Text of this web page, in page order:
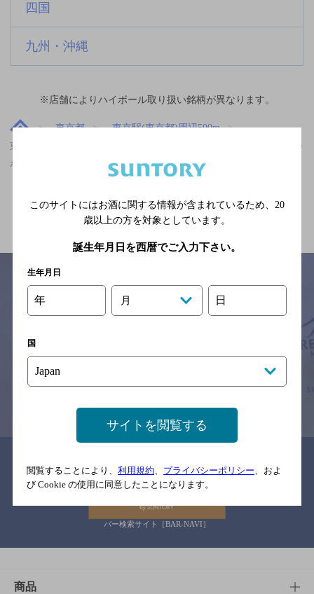
四国
九州・沖縄
※店舗によりハイボール取り扱い銘柄が異なります。
東京都
東京駅(東京都)周辺500m
東京駅(東京都)周辺500m,中華・韓国・焼肉,落ち着くフンイキ,クー
ポンありのお店
関連ページ
サイトマップ 利用規約
念のためお店にご確認の上ご来店くださいますようお願い申し上げま
バー検索サイト［BAR-NAVI］
商品
このサイトにはお酒に関する情報が含まれているため、 20
歳以上の方を対象としています。
誕生年月日を西暦でご入力下さい。
生年月日
年 月 日
国
サイトを閲覧する
閲覧することにより、 利用規約 プライバシーポリシー 、およ
び Cookie の使用に同意したことになります。